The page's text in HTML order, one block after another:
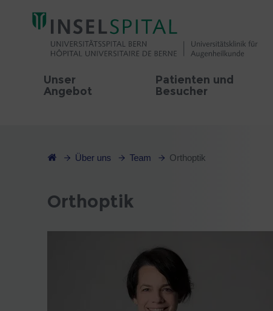
Unser
Angebot
Patienten und
Besucher
Über uns Team Orthoptik
Orthoptik